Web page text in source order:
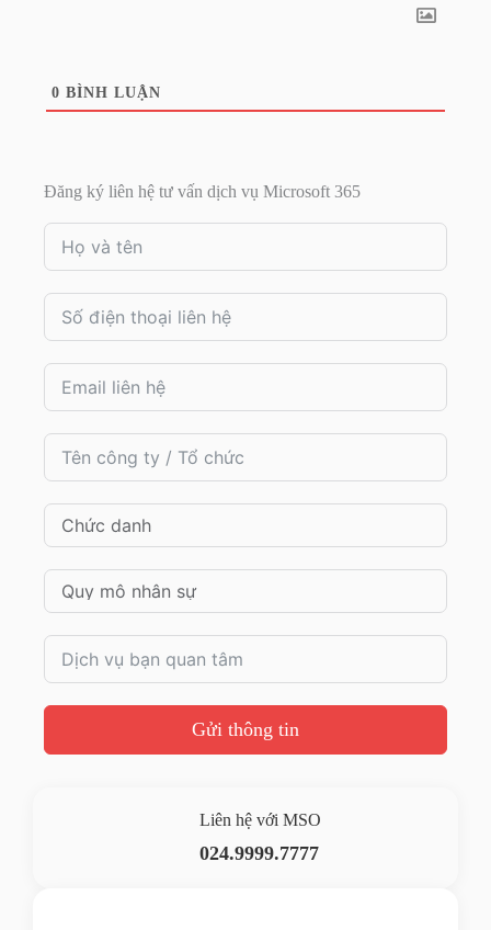
0 BÌNH LUẬN
Đăng ký liên hệ tư vấn dịch vụ Microsoft 365
Gửi thông tin
Liên hệ với MSO
024.9999.7777